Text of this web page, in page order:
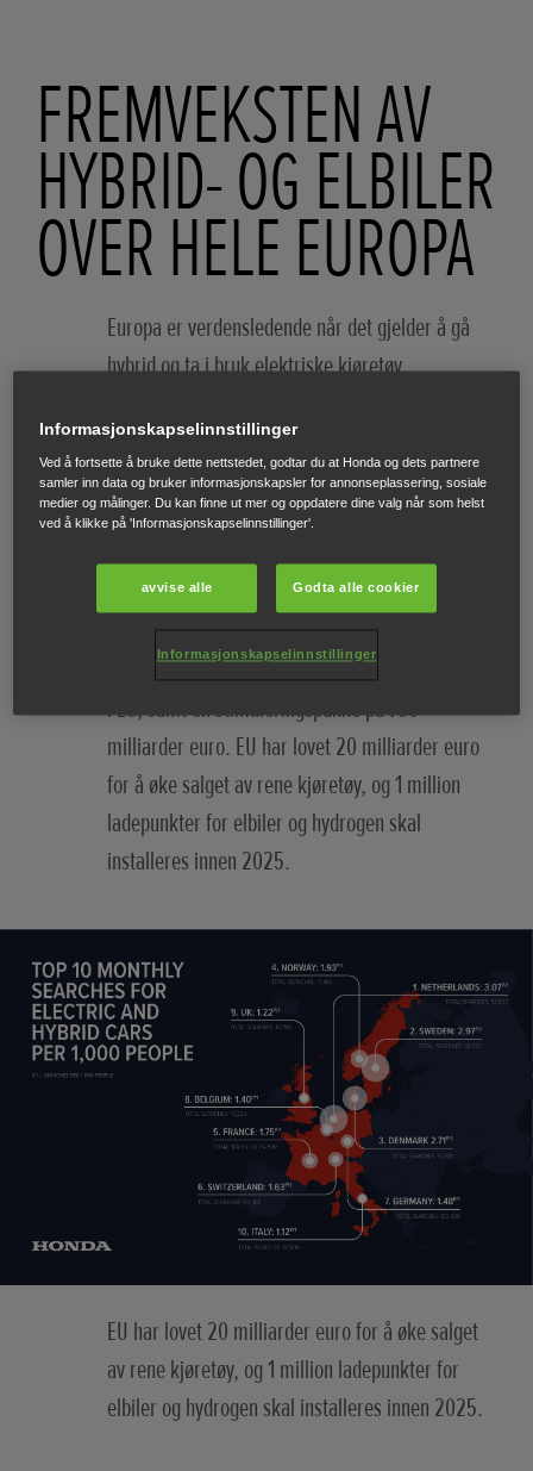
FREMVEKSTEN AV
HYBRID- OG ELBILER
OVER HELE EUROPA
Europa er verdensledende når det gjelder å gå
hybrid og ta i bruk elektriske kjøretøy.
I 2020 ble det solgt 1 365 000 elektriske biler og
hybrider i Europa. Bare i Storbritannia alene har
det vært en økning på 180% i salget av elbiler fra
år til år.
Innen 2040 blir salg av diesel- og bensinbiler
forbudt i Frankrike, og dette støttes av lovgivning
i EU, samt en stimuleringspakke på 750
milliarder euro. EU har lovet 20 milliarder euro
for å øke salget av rene kjøretøy, og 1 million
ladepunkter for elbiler og hydrogen skal
installeres innen 2025.
EU har lovet 20 milliarder euro for å øke salget
av rene kjøretøy, og 1 million ladepunkter for
elbiler og hydrogen skal installeres innen 2025.
Informasjonskapselinnstillinger
Ved å fortsette å bruke dette nettstedet, godtar du at Honda og dets partnere
samler inn data og bruker informasjonskapsler for annonseplassering, sosiale
medier og målinger. Du kan finne ut mer og oppdatere dine valg når som helst
ved å klikke på 'Informasjonskapselinnstillinger'.
avvise alle Godta alle cookier
Informasjonskapselinnstillinger